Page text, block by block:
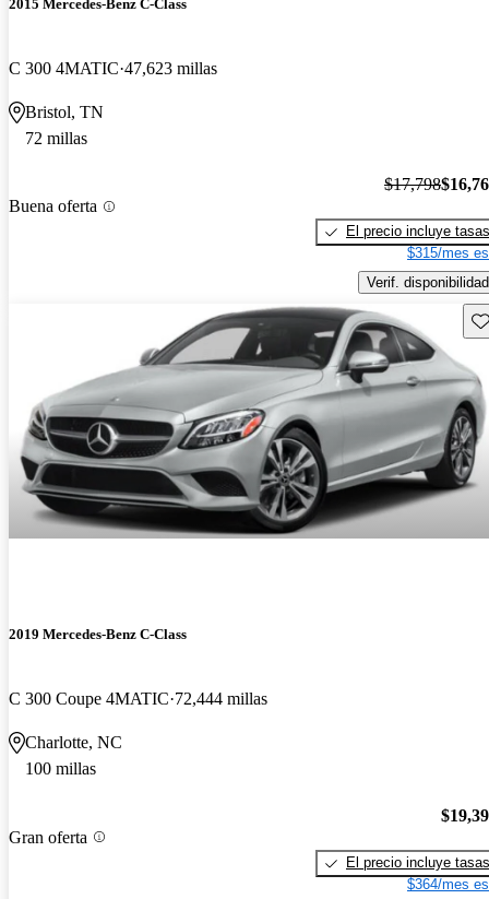
2015 Mercedes-Benz C-Class
C 300 4MATIC 47,623 millas
Bristol, TN
72 millas
Buena oferta
$17,798
El precio incluye tasas
$315/mes
Verif. disponibilidad
2019 Mercedes-Benz C-Class
C 300 Coupe 4MATIC 72,444 millas
Charlotte, NC
100 millas
Gran oferta
El precio incluye tasas
$364/mes